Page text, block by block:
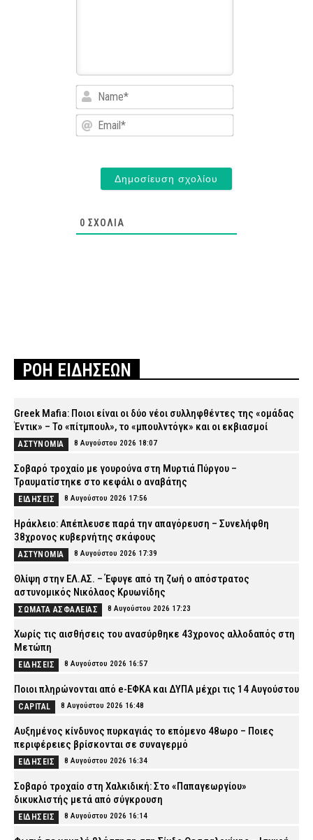
Name*
Email*
0 ΣΧΌΛΙΑ
ΡΟΗ ΕΙΔΗΣΕΩΝ
Greek Mafia: Ποιοι είναι οι δύο νέοι συλληφθέντες της «ομάδας
Έντικ» – Το «πίτμπουλ», το «μπουλντόγκ» και οι εκβιασμοί
ΑΣΤΥΝΟΜΙΑ 8 Αυγούστου 2026 18:07
Σοβαρό τροχαίο με γουρούνα στη Μυρτιά Πύργου –
Τραυματίστηκε στο κεφάλι ο αναβάτης
ΕΙΔΗΣΕΙΣ 8 Αυγούστου 2026 17:56
Ηράκλειο: Απέπλευσε παρά την απαγόρευση – Συνελήφθη
38χρονος κυβερνήτης σκάφους
ΑΣΤΥΝΟΜΙΑ 8 Αυγούστου 2026 17:39
Θλίψη στην ΕΛ.ΑΣ. – Έφυγε από τη ζωή ο απόστρατος
αστυνομικός Νικόλαος Κρυωνίδης
ΣΩΜΑΤΑ ΑΣΦΑΛΕΙΑΣ 8 Αυγούστου 2026 17:23
Χωρίς τις αισθήσεις του ανασύρθηκε 43χρονος αλλοδαπός στη
Μετώπη
ΕΙΔΗΣΕΙΣ 8 Αυγούστου 2026 16:57
Ποιοι πληρώνονται από e-ΕΦΚΑ και ΔΥΠΑ μέχρι τις 14 Αυγούστου
CAPITAL 8 Αυγούστου 2026 16:48
Αυξημένος κίνδυνος πυρκαγιάς το επόμενο 48ωρο – Ποιες
περιφέρειες βρίσκονται σε συναγερμό
ΕΙΔΗΣΕΙΣ 8 Αυγούστου 2026 16:34
Σοβαρό τροχαίο στη Χαλκιδική: Στο «Παπαγεωργίου»
δικυκλιστής μετά από σύγκρουση
ΕΙΔΗΣΕΙΣ 8 Αυγούστου 2026 16:14